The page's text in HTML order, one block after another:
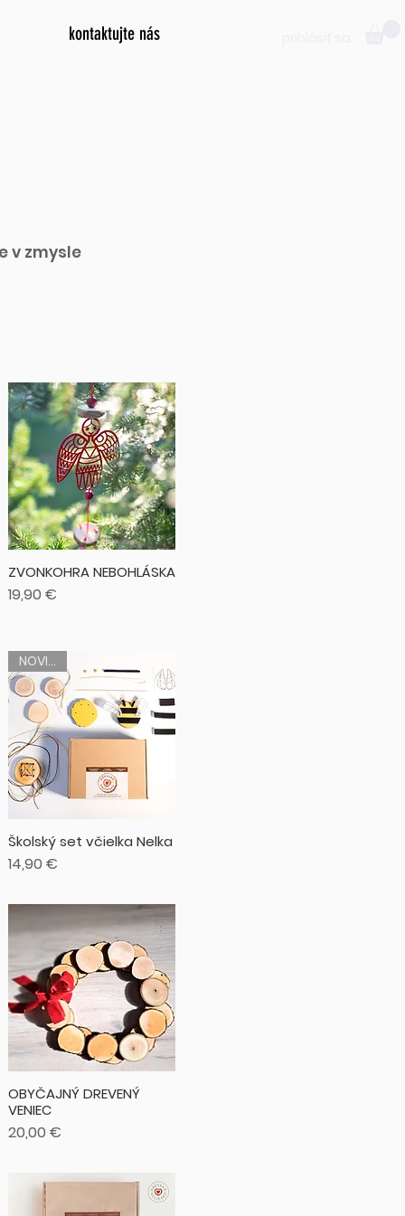
kontaktujte nás
v zmysle
ZVONKOHRA NEBOHLÁSKA
Cena
19,90 €
NOVINKA
Školský set včielka Nelka
Cena
14,90 €
OBYČAJNÝ DREVENÝ
VENIEC
Cena
20,00 €